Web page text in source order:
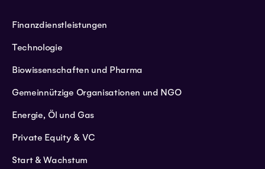
Finanzdienstleistungen
Technologie
Biowissenschaften und Pharma
Gemeinnützige Organisationen und NGO
Energie, Öl und Gas
Private Equity & VC
Start & Wachstum